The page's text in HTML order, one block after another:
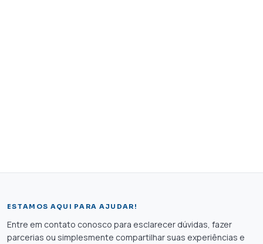
ESTAMOS AQUI PARA AJUDAR!
Entre em contato conosco para esclarecer dúvidas, fazer
parcerias ou simplesmente compartilhar suas experiências e